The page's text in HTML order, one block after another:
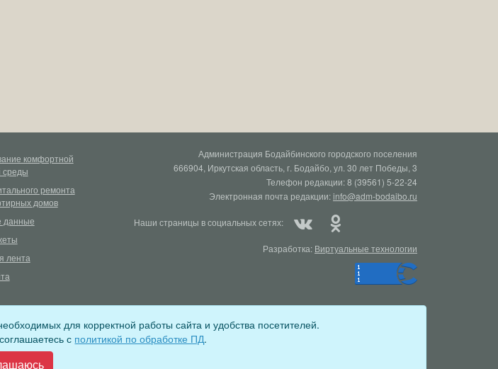
комфортной
среды
ремонта
домов
данные
лента
Администрация Бодайбинского городского поселения
666904, Иркутская область, г. Бодайбо, ул. 30 лет Победы, 3
Телефон редакции: 8 (39561) 5-22-24
Электронная почта редакции:info@adm-bodaibo.ru
Наши страницы в социальных сетях:
Разработка: Виртуальные технологии
и массовых коммуникаций (регистрационный номер Эл № ФС77-78670 от 10 июля 2020 г)
для корректной работы сайта и удобства посетителей.
с политикой по обработке ПД.